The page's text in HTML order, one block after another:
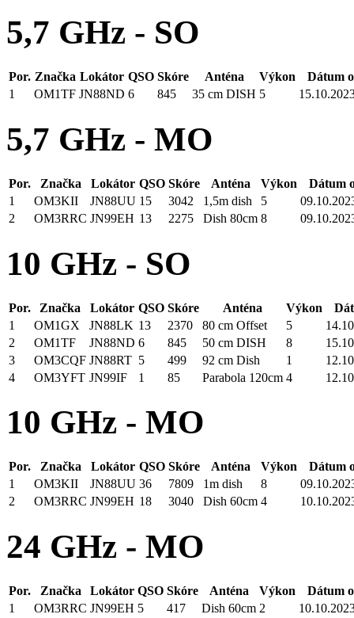
5,7 GHz - SO
Por. Značka Lokátor QSO Skóre Anténa Výkon
Dátum
1
OM1TF JN88ND 6 845 35 cm DISH 5
5,7 GHz - MO
Por. Značka Lokátor QSO Skóre Anténa Výkon
Dátum
1
OM3KII JN88UU 15 3042 1,5m dish 5
2
OM3RRC JN99EH 13 2275 Dish 80cm 8
10 GHz - SO
Por. Značka Lokátor QSO Skóre Anténa Výkon
1
OM1GX JN88LK 13 2370 80 cm Offset 5
2
OM1TF JN88ND 6 845 50 cm DISH 8
3
OM3CQF JN88RT 5 499 92 cm Dish 1
4
OM3YFT JN99IF 1 85 Parabola 120cm 4
10 GHz - MO
Por. Značka Lokátor QSO Skóre Anténa Výkon
Dátum
1
OM3KII JN88UU 36 7809 1m dish 8
2
OM3RRC JN99EH 18 3040 Dish 60cm 4
24 GHz - MO
Por. Značka Lokátor QSO Skóre Anténa Výkon
Dátum
1
OM3RRC JN99EH 5 417 Dish 60cm 2